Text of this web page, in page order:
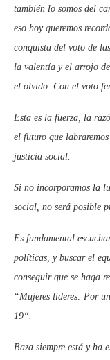
también lo somos del
eso hoy queremos
conquista del voto de
la valentía y el arrojo
el olvido. Con el voto
Esta es la fuerza, la
el futuro que
justicia social.
Si no incorporamos la
social, no será posible
Es fundamental
políticas, y buscar el
conseguir que se haga
“Mujeres líderes: Por
19“.
Baza siempre está y ha